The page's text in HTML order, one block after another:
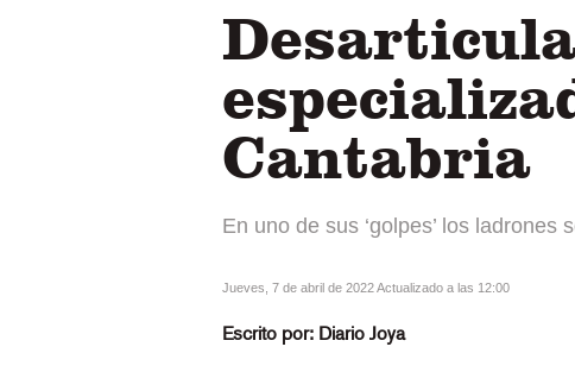
Cantabria
En uno de sus ‘golpes’ los
jueves, 7 de abril de 2022 Actualizado a las 12:00
Escrito por: Diario Joya